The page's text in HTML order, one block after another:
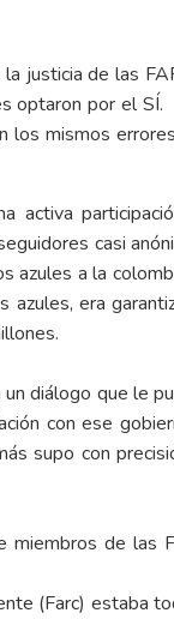
justicia de las
optaron por el
los mismos
activa
casi
azules a la
azules, era
diálogo que le
con ese
supo con
miembros de las
(Farc) estaba